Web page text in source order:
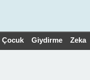
Çocuk Giydirme Zeka